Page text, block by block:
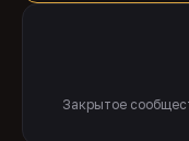
Закрытое